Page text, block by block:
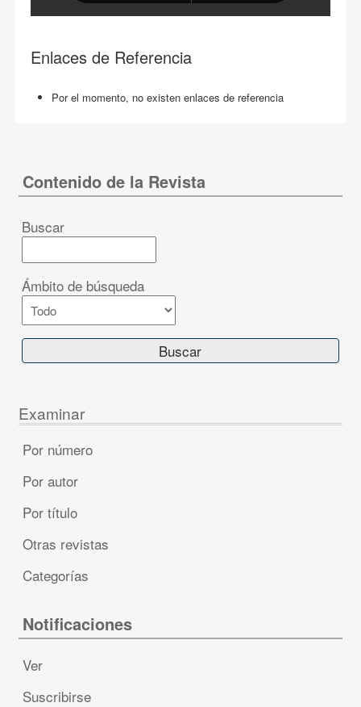
Enlaces de Referencia
Por el momento, no existen enlaces de referencia
Contenido de la Revista
Buscar
Ámbito de búsqueda
Examinar
Por número
Por autor
Por título
Otras revistas
Categorías
Notificaciones
Ver
Suscribirse